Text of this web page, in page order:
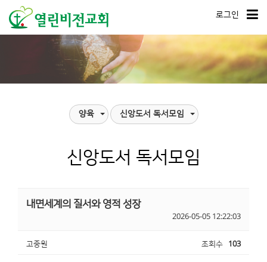
로그인
양육 신앙도서 독서모임
신앙도서 독서모임
내면세계의 질서와 영적 성장
2026-05-05 12:22:03
고중원 조회수 103